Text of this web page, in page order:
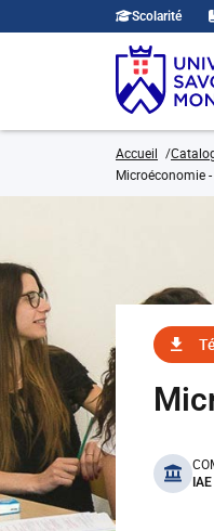
Scolarité
Accueil
Microéconomie